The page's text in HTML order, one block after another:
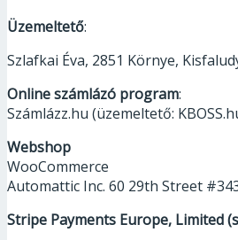
Üzemeltető:
Szlafkai Éva, 2851 Környe,
Online számlázó program:
Számlázz.hu (üzemeltető:
Webshop
WooCommerce
Automattic Inc. 60 29th Street
Stripe Payments Europe, Limited